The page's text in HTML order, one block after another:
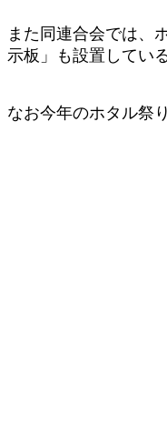
また同連合会では、
示板」も設置している
なお今年のホタル祭